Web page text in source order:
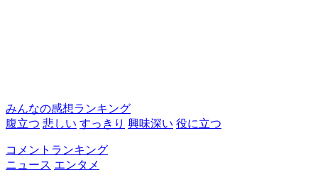
みんなの感想ランキング
腹立つ 悲しい すっきり 興味深い 役に立つ
コメントランキング
ニュース エンタメ